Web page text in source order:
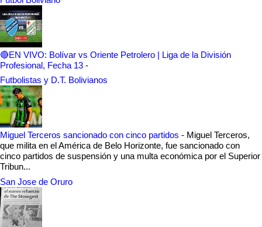
🔴EN VIVO: Bolívar vs Oriente Petrolero | Liga de la División
Profesional, Fecha 13 -
Futbolistas y D.T. Bolivianos
Miguel Terceros sancionado con cinco partidos - Miguel Terceros,
que milita en el América de Belo Horizonte, fue sancionado con
cinco partidos de suspensión y una multa económica por el Superior
Tribun...
San Jose de Oruro